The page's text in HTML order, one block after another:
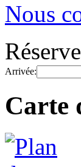
Nous
Arrivée:
Carte